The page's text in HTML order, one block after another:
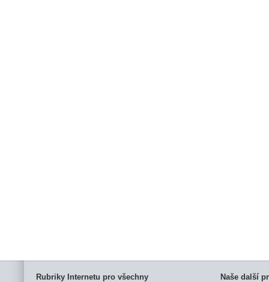
Rubriky Internetu pro všechny Naše další